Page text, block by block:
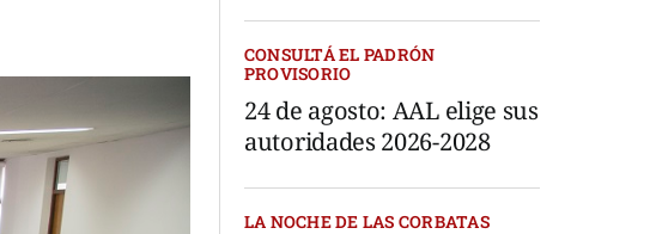
CONSULTÁ EL PADRÓN
PROVISORIO
24 de agosto: AAL elige sus
autoridades 2026-2028
LA NOCHE DE LAS CORBATAS